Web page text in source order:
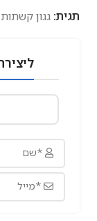
תגית: גגון